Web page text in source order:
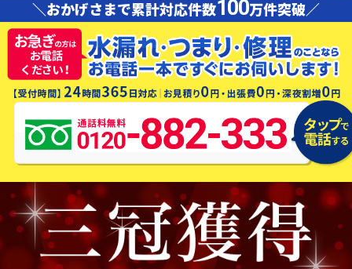
＼おかげさまで累計対応件数100万件突破／